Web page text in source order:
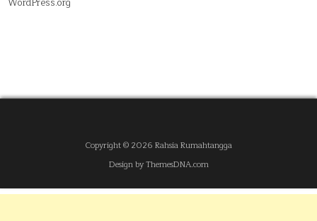
Copyright © 2026 Rahsia Rumahtangga
Design by ThemesDNA.com